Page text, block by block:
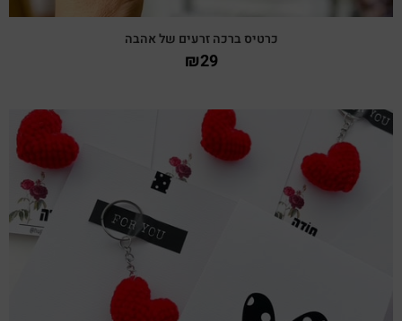
כרטיס ברכה זרעים של אהבה
₪29
צפייה מהירה